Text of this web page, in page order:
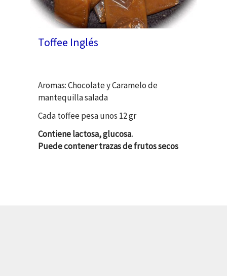
Toffee Inglés
Aromas: Chocolate y Caramelo de
mantequilla salada
Cada toffee pesa unos 12 gr
Contiene lactosa, glucosa.
Puede contener trazas de frutos secos